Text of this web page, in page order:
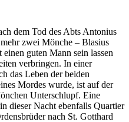
dem Tod des Abts Antonius
zwei Mönche – Blasius
guten Mann sein lassen
verbringen. In einer
das Leben der beiden
Mordes wurde, ist auf der
Unterschlupf. Eine
dieser Nacht ebenfalls Quartier
nach St. Gotthard